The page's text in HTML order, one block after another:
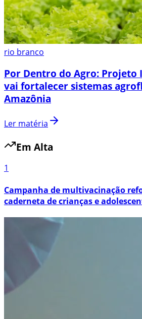
rio branco
Por Dentro do Agro: Projeto
vai fortalecer sistemas
Amazônia
Ler matéria
Em Alta
1
Campanha de multivacinação
caderneta de crianças e